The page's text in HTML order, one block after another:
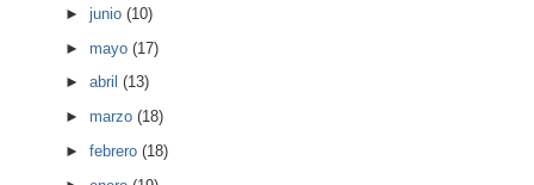
►junio(10)
►mayo(17)
►abril(13)
►marzo(18)
►febrero(18)